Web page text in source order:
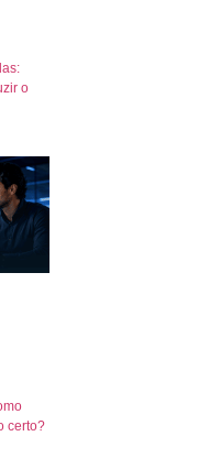
o
certo?